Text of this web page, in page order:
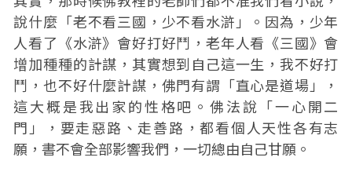
說什麼「老不看三國，少不看水滸」。因為，少年
人看了《水滸》會好打好鬥，老年人看《三國》會
增加種種的計謀，其實想到自己這一生，我不好打
鬥，也不好什麼計謀，佛門有謂「直心是道場」，
這大概是我出家的性格吧。佛法說「一心開二
門」，要走惡路、走善路，都看個人天性各有志
願，書不會全部影響我們，一切總由自己甘願。